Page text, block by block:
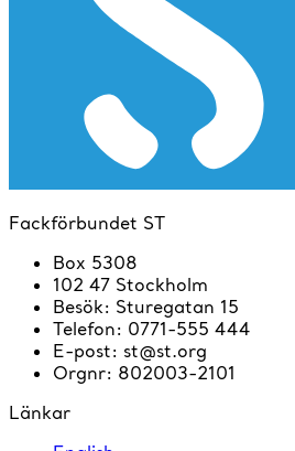
Fackförbundet ST
Box 5308
102 47 Stockholm
Besök: Sturegatan 15
Telefon: 0771-555 444
E-post: st@st.org
Orgnr: 802003-2101
Länkar